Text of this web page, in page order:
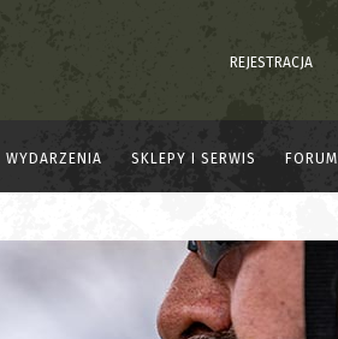
REJESTRACJA
WYDARZENIA SKLEPY I SERWIS FORUM